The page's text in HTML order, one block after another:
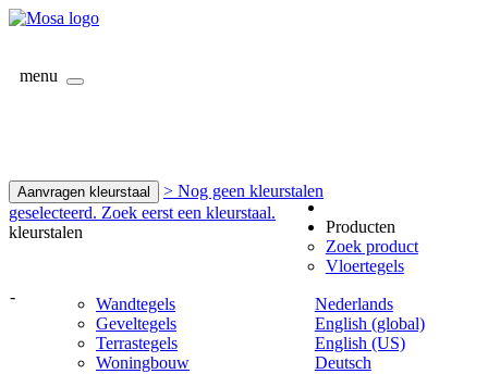
menu
Aanvragen kleurstaal
> Nog geen kleurstalen
geselecteerd. Zoek eerst een kleurstaal.
kleurstalen
-
Nederlands
English (global)
English (US)
Deutsch
Producten
Zoek product
Vloertegels
Wandtegels
Geveltegels
Terrastegels
Woningbouw